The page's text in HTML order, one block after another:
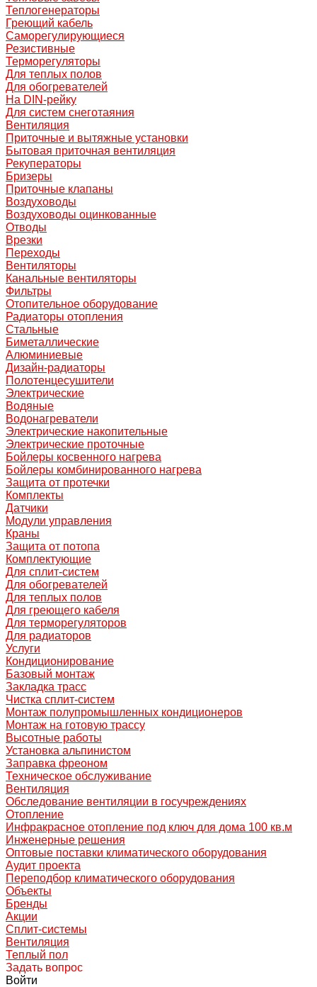
Теплогенераторы
Греющий кабель
Саморегулирующиеся
Резистивные
Терморегуляторы
Для теплых полов
Для обогревателей
На DIN-рейку
Для систем снеготаяния
Вентиляция
Приточные и вытяжные установки
Бытовая приточная вентиляция
Рекуператоры
Бризеры
Приточные клапаны
Воздуховоды
Воздуховоды оцинкованные
Отводы
Врезки
Переходы
Вентиляторы
Канальные вентиляторы
Фильтры
Отопительное оборудование
Радиаторы отопления
Стальные
Биметаллические
Алюминиевые
Дизайн-радиаторы
Полотенцесушители
Электрические
Водяные
Водонагреватели
Электрические накопительные
Электрические проточные
Бойлеры косвенного нагрева
Бойлеры комбинированного нагрева
Защита от протечки
Комплекты
Датчики
Модули управления
Краны
Защита от потопа
Комплектующие
Для сплит-систем
Для обогревателей
Для теплых полов
Для греющего кабеля
Для терморегуляторов
Для радиаторов
Услуги
Кондиционирование
Базовый монтаж
Закладка трасс
Чистка сплит-систем
Монтаж полупромышленных кондиционеров
Монтаж на готовую трассу
Высотные работы
Установка альпинистом
Заправка фреоном
Техническое обслуживание
Вентиляция
Обследование вентиляции в госучреждениях
Отопление
Инфракрасное отопление под ключ для дома 100 кв.м
Инженерные решения
Оптовые поставки климатического оборудования
Аудит проекта
Переподбор климатического оборудования
Объекты
Бренды
Акции
Сплит-системы
Вентиляция
Теплый пол
Задать вопрос
Войти